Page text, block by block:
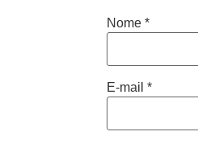
Nome *
E-mail *